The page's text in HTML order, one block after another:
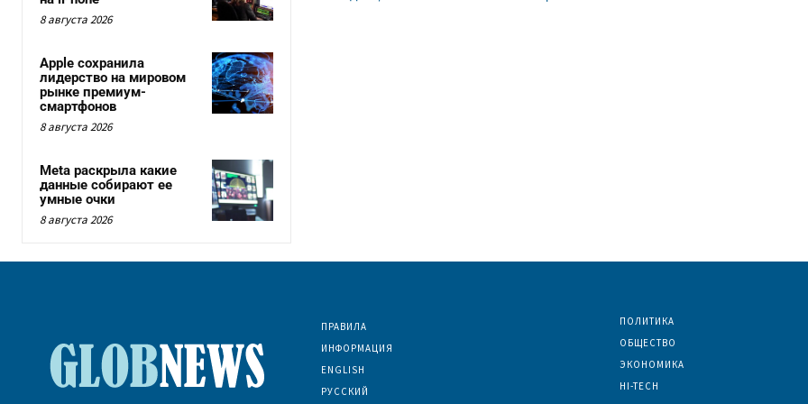
8 августа 2026
Apple сохранила
лидерство на мировом
рынке премиум-
смартфонов
8 августа 2026
Meta раскрыла какие
данные собирают ее
умные очки
8 августа 2026
ПРАВИЛА
ИНФОРМАЦИЯ
ENGLISH
РУССКИЙ
ПОЛИТИКА
ОБЩЕСТВО
ЭКОНОМИКА
HI-TECH